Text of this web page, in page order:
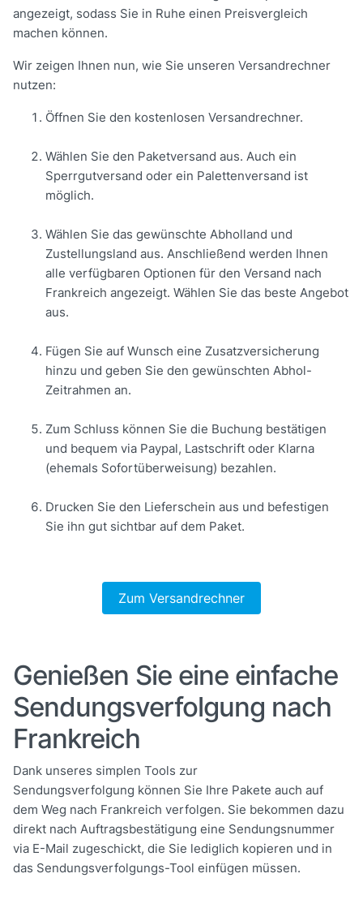
angezeigt, sodass Sie in Ruhe einen Preisvergleich
machen können.
Wir zeigen Ihnen nun, wie Sie unseren Versandrechner
nutzen:
Öffnen Sie den kostenlosen Versandrechner.
Wählen Sie den Paketversand aus. Auch ein
Sperrgutversand oder ein Palettenversand ist
möglich.
Wählen Sie das gewünschte Abholland und
Zustellungsland aus. Anschließend werden Ihnen
alle verfügbaren Optionen für den Versand nach
Frankreich angezeigt. Wählen Sie das beste Angebot
aus.
Fügen Sie auf Wunsch eine Zusatzversicherung
hinzu und geben Sie den gewünschten Abhol-
Zeitrahmen an.
Zum Schluss können Sie die Buchung bestätigen
und bequem via Paypal, Lastschrift oder Klarna
(ehemals Sofortüberweisung) bezahlen.
Drucken Sie den Lieferschein aus und befestigen
Sie ihn gut sichtbar auf dem Paket.
Zum Versandrechner
Genießen Sie eine einfache
Sendungsverfolgung nach
Frankreich
Dank unseres simplen Tools zur
Sendungsverfolgung können Sie Ihre Pakete auch auf
dem Weg nach Frankreich verfolgen. Sie bekommen dazu
direkt nach Auftragsbestätigung eine Sendungsnummer
via E-Mail zugeschickt, die Sie lediglich kopieren und in
das Sendungsverfolgungs-Tool einfügen müssen.